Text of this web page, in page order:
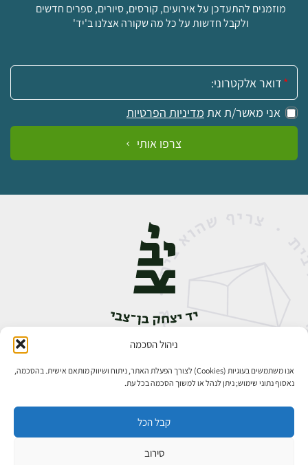
ניהול הסכמה
אנו משתמשים בעוגיות (Cookies) לצורך הפעלת האתר, ניתוח ושיווק מותאם אישית. בהסכמה,
נאסוף נתוני שימוש; ניתן לנהל או למשוך הסכמה בכל עת.
קבל הכל
סירוב
מוזמנים להתעדכן על אירועים, קורסים, סיורים, ספרים חדשים
ולקבל חדשות על כל מה שקורה אצלנו ב'יד'
אימייל:
אני מאשר/ת את מדיניות הפרטיות
צרפו אותי
אבן גבירול 14, רחביה, ירושלים